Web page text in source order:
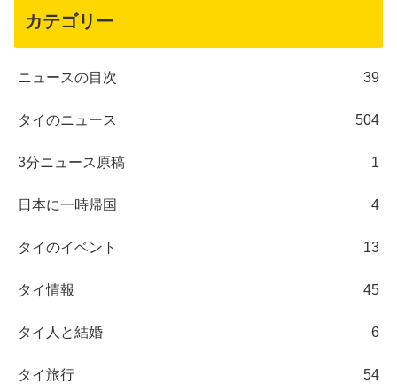
カテゴリー
ニュースの目次 39
タイのニュース 504
3分ニュース原稿 1
日本に一時帰国 4
タイのイベント 13
タイ情報 45
タイ人と結婚 6
タイ旅行 54